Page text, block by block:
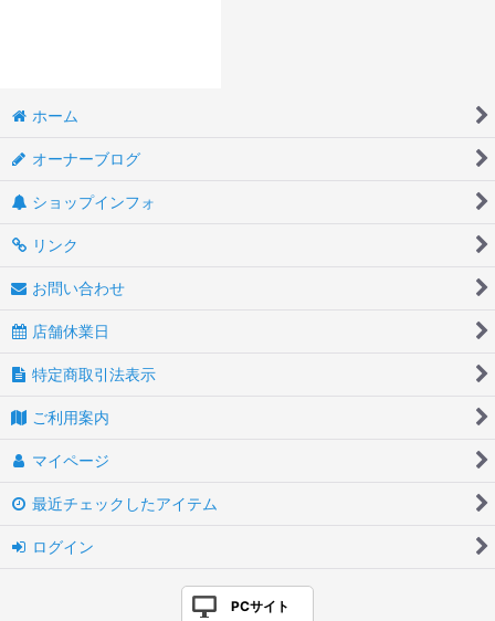
ホーム
オーナーブログ
ショップインフォ
リンク
お問い合わせ
店舗休業日
特定商取引法表示
ご利用案内
マイページ
最近チェックしたアイテム
ログイン
PCサイト